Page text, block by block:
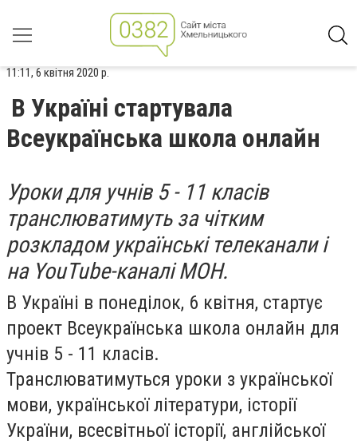
11:11, 6 квітня 2020 р.
В Україні стартувала
Всеукраїнська школа онлайн
Уроки для учнів 5 - 11 класів
транслюватимуть за чітким
розкладом українські телеканали і
на YouTube-каналі МОН.
В Україні в понеділок, 6 квітня, стартує
проект Всеукраїнська школа онлайн для
учнів 5 - 11 класів.
Транслюватимуться уроки з української
мови, української літератури, історії
України, всесвітньої історії, англійської